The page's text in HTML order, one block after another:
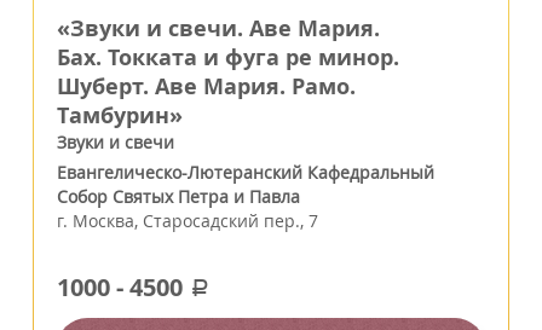
«Звуки и свечи. Аве Мария.
Бах. Токката и фуга ре минор.
Шуберт. Аве Мария. Рамо.
Тамбурин»
Звуки и свечи
Евангелическо-Лютеранский Кафедральный
Собор Святых Петра и Павла
г. Москва, Старосадский пер., 7
1000-4500 a